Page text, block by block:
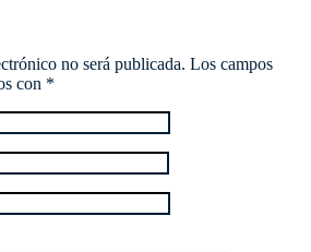
no será publicada. Los campos
con *